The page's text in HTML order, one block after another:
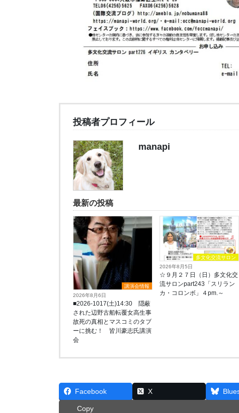
投稿者プロフィール
manapi
最新の投稿
講演会情報
2026年8月6日
■2026-1017(土)14:30 隠蔽
された辺野古船転覆女高生事
故死の真相とマスコミのタブ
ーに挑む！ 皆川豪志氏講演
会
多文化交流サロン
2026年8月5日
☆９月２７日（日）多文化交
流サロンpart243「スリラン
カ・コロンボ」４pm.～
Facebook X
Copy